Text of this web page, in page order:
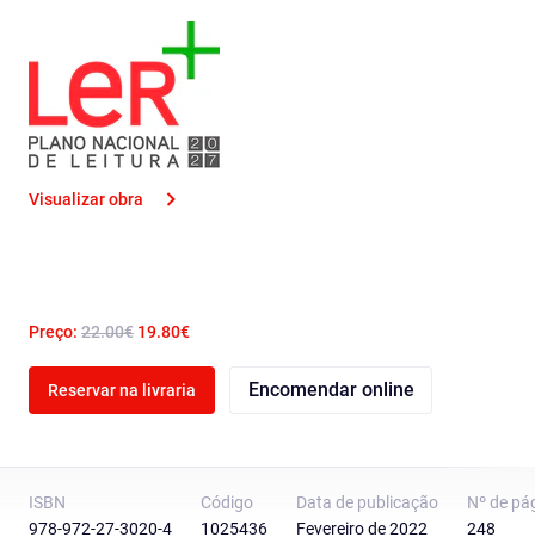
Visualizar obra
Preço: 22.00€ 19.80€
Reservar na livraria Encomendar online
ISBN
978-972-27-3020-4
Código
1025436
Data de publicação
Fevereiro de 2022
Nº de
248